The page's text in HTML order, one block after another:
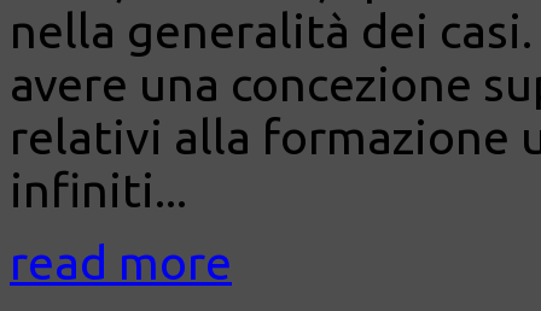
nella generalità dei casi.
avere una concezione
relativi alla formazione
infiniti...
read more